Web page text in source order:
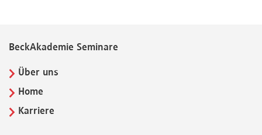
BeckAkademie Seminare
Über uns
Home
Karriere